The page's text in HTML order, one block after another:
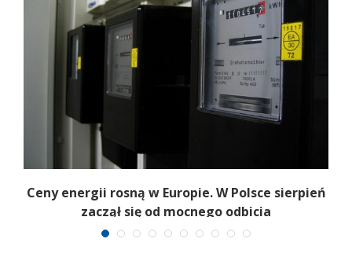
Ceny energii rosną w Europie. W Polsce sierpień
zaczął się od mocnego odbicia